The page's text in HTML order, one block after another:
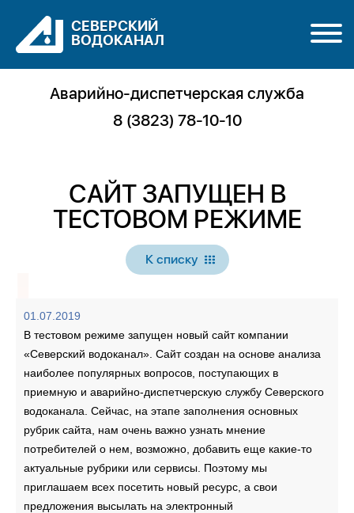
Аварийно-диспетчерская служба
8 (3823) 78-10-10
СЕВЕРСКИЙ
ВОДОКАНАЛ
САЙТ ЗАПУЩЕН В
ТЕСТОВОМ РЕЖИМЕ
К списку
01.07.2019
В тестовом режиме запущен новый сайт компании
«Северский водоканал». Сайт создан на основе анализа
наиболее популярных вопросов, поступающих в
приемную и аварийно-диспетчерскую службу Северского
водоканала. Сейчас, на этапе заполнения основных
рубрик сайта, нам очень важно узнать мнение
потребителей о нем, возможно, добавить еще какие-то
актуальные рубрики или сервисы. Поэтому мы
приглашаем всех посетить новый ресурс, а свои
предложения высылать на электронный